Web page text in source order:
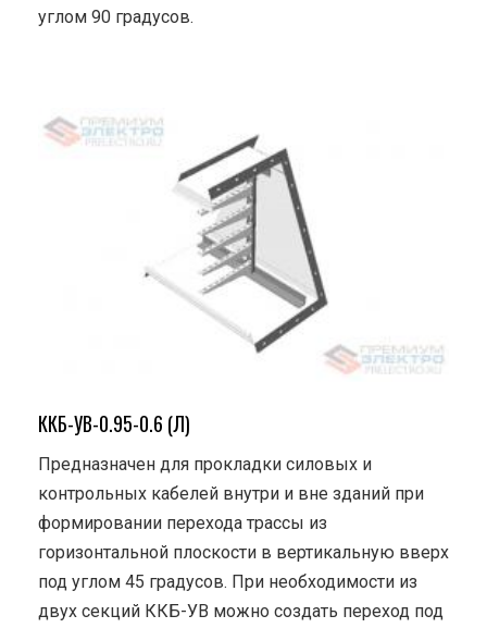
углом 90 градусов.
ККБ-УВ-0.95-0.6 (Л)
Предназначен для прокладки силовых и
контрольных кабелей внутри и вне зданий при
формировании перехода трассы из
горизонтальной плоскости в вертикальную вверх
под углом 45 градусов. При необходимости из
двух секций ККБ-УВ можно создать переход под